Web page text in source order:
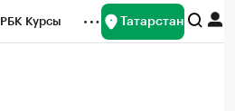
РБК Курсы Татарстан